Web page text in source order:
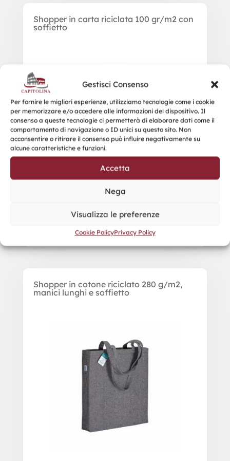
Gestisci Consenso
Per fornire le migliori esperienze, utilizziamo tecnologie come i cookie
per memorizzare e/o accedere alle informazioni del dispositivo. Il
consenso a queste tecnologie ci permetterà di elaborare dati come il
comportamento di navigazione o ID unici su questo sito. Non
acconsentire o ritirare il consenso può influire negativamente su
alcune caratteristiche e funzioni.
Accetta
Nega
Visualizza le preferenze
Cookie PolicyPrivacy Policy
Shopper in carta riciclata 100 gr/m2 con
soffietto
Shopper in cotone riciclato 280 g/m2,
manici lunghi e soffietto